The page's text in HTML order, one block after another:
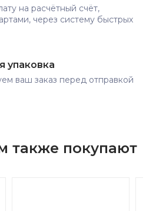
на расчётный счёт,
через систему быстрых
упаковка
ваш заказ перед отправкой
также покупают